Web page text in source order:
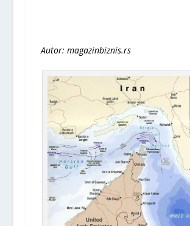
Autor: magazinbiznis.rs